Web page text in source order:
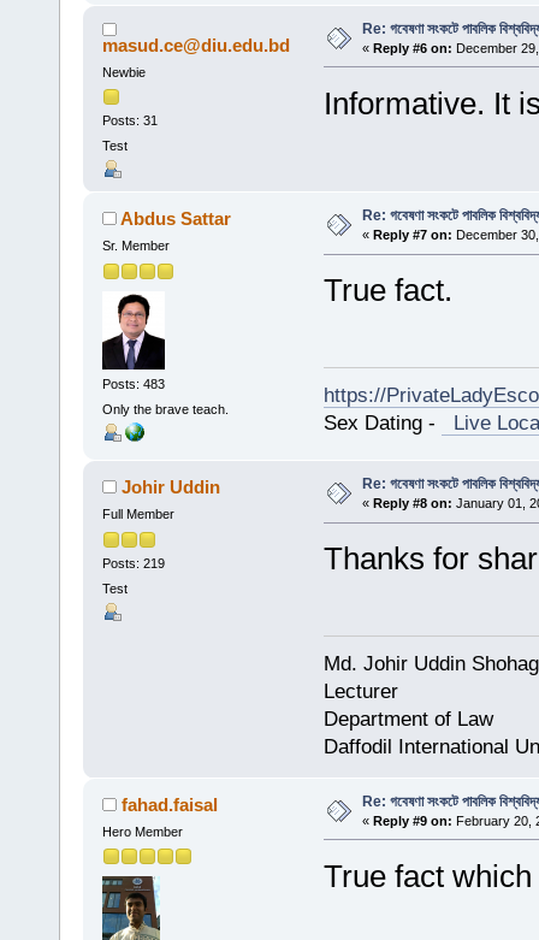
masud.ce@diu.edu.bd
Newbie
Posts: 31
Test
Re: গবেষণা সংকটে পাবলিক
« Reply #6 on: December
Informative. It
Abdus Sattar
Sr. Member
Posts: 483
Only the brave teach.
Re: গবেষণা সংকটে পাবলিক
« Reply #7 on: December
True fact.
https://
Sex Dating -
Live
Johir Uddin
Full Member
Posts: 219
Test
Re: গবেষণা সংকটে পাবলিক
« Reply #8 on: January 01,
Thanks for
Md. Johir Uddin Shohag
Lecturer
Department of Law
Daffodil International
fahad.faisal
Hero Member
Re: গবেষণা সংকটে পাবলিক
« Reply #9 on: February 20,
True fact